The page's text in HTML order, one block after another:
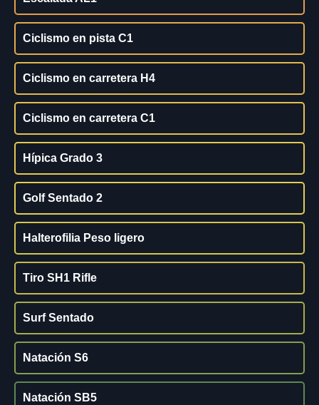
Ciclismo en pista C1
Ciclismo en carretera H4
Ciclismo en carretera C1
Hípica Grado 3
Golf Sentado 2
Halterofilia Peso ligero
Tiro SH1 Rifle
Surf Sentado
Natación S6
Natación SB5